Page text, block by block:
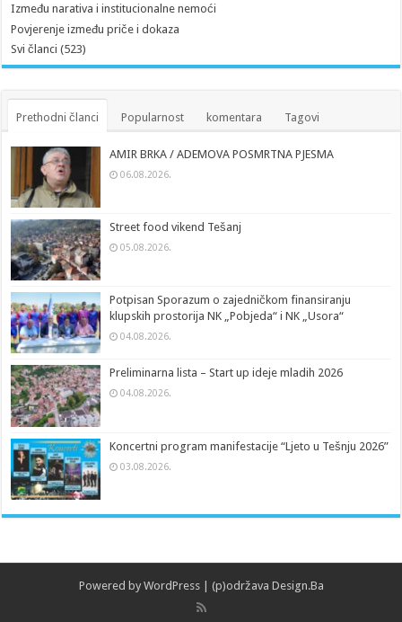
Između narativa i institucionalne nemoći
Povjerenje između priče i dokaza
Svi članci (523)
Prethodni članci Popularnost komentara Tagovi
AMIR BRKA / ADEMOVA POSMRTNA PJESMA
06.08.2026.
Street food vikend Tešanj
05.08.2026.
Potpisan Sporazum o zajedničkom finansiranju
klupskih prostorija NK „Pobjeda“ i NK „Usora“
04.08.2026.
Preliminarna lista – Start up ideje mladih 2026
04.08.2026.
Koncertni program manifestacije “Ljeto u Tešnju 2026”
03.08.2026.
Powered by WordPress| (p)održava Design.Ba